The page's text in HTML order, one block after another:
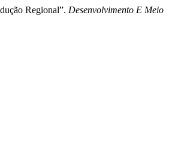
Regional”. Desenvolvimento E Meio